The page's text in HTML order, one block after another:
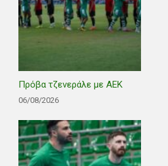
Πρόβα τζενεράλε με ΑΕΚ
06/08/2026